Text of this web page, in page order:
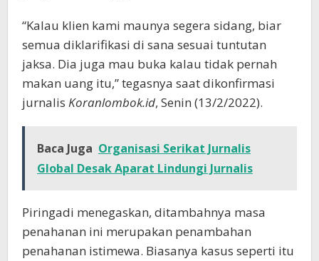
“Kalau klien kami maunya segera sidang, biar
semua diklarifikasi di sana sesuai tuntutan
jaksa. Dia juga mau buka kalau tidak pernah
makan uang itu,” tegasnya saat dikonfirmasi
jurnalis Koranlombok.id, Senin (13/2/2022).
Baca Juga Organisasi Serikat Jurnalis
Global Desak Aparat Lindungi Jurnalis
Piringadi menegaskan, ditambahnya masa
penahanan ini merupakan penambahan
penahanan istimewa. Biasanya kasus seperti itu